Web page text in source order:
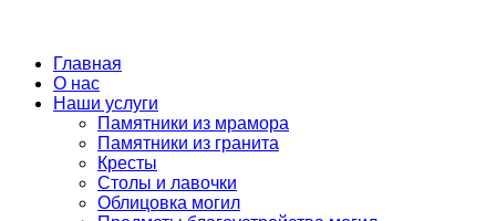
Главная
О нас
Наши услуги
Памятники из мрамора
Памятники из гранита
Кресты
Столы и лавочки
Облицовка могил